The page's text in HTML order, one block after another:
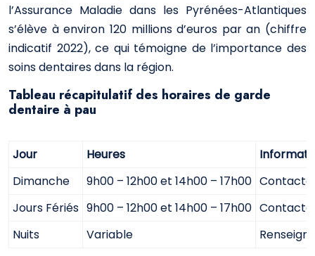
l’Assurance Maladie dans les Pyrénées-Atlantiques
s’élève à environ 120 millions d’euros par an (chiffre
indicatif 2022), ce qui témoigne de l’importance des
soins dentaires dans la région.
Tableau récapitulatif des horaires de garde
dentaire à pau
Jour Heures
Dimanche
9h00 – 12h00 et 14h00 – 17h00
Jours Fériés 9h00 – 12h00 et 14h00 – 17h00
Nuits
Variable